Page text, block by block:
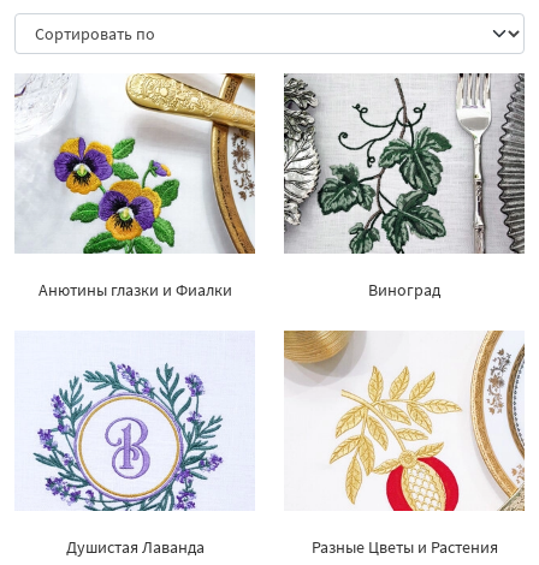
Анютины глазки и Фиалки Виноград
Душистая Лаванда Разные Цветы и Растения